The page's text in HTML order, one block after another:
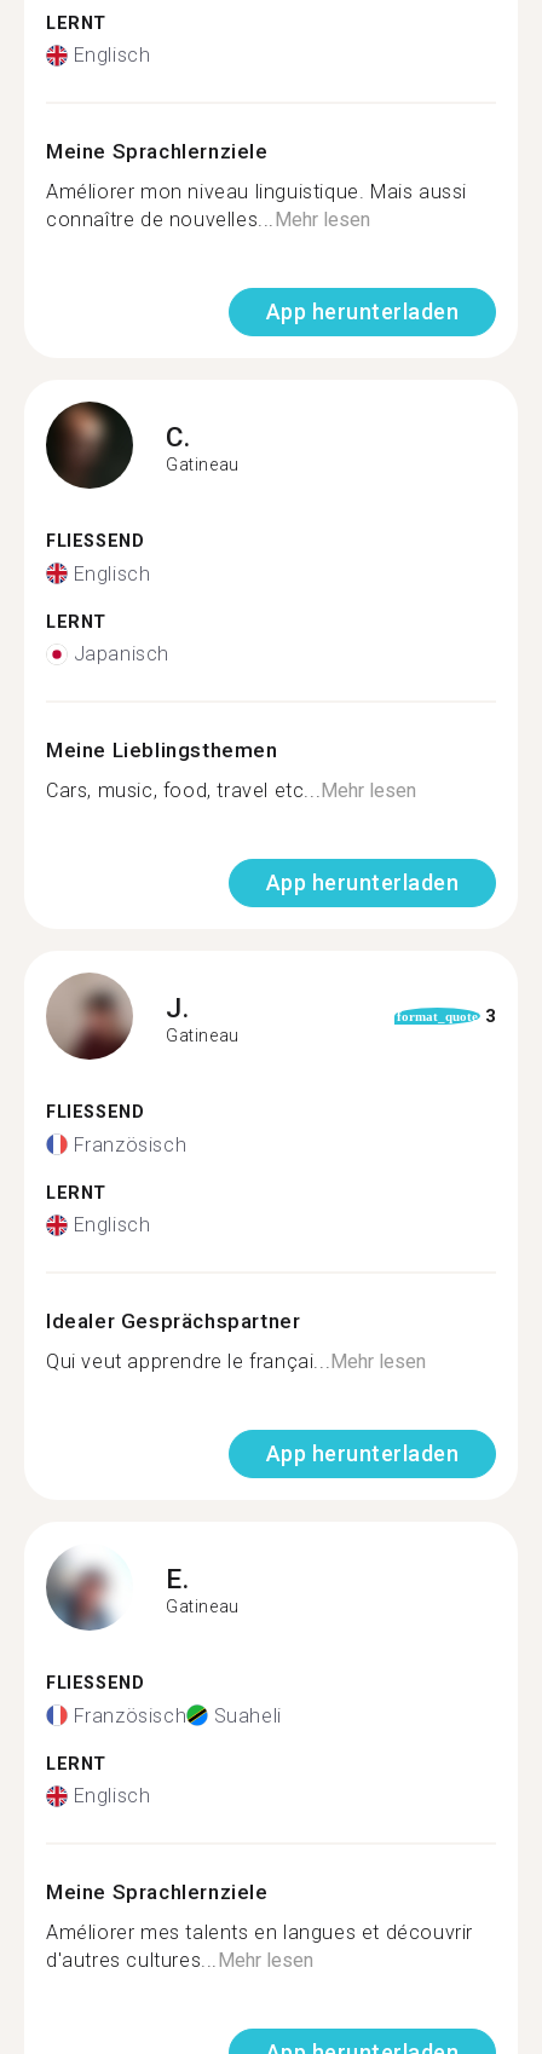
LERNT
Englisch
Meine Sprachlernziele
Améliorer mon niveau linguistique. Mais aussi
connaître de nouvelles...Mehr lesen
App herunterladen
C.
Gatineau
FLIESSEND
Englisch
LERNT
Japanisch
Meine Lieblingsthemen
Cars, music, food, travel etc...Mehr lesen
App herunterladen
J.
Gatineau
format_quote 3
FLIESSEND
Französisch
LERNT
Englisch
Idealer Gesprächspartner
Qui veut apprendre le françai...Mehr lesen
App herunterladen
E.
Gatineau
FLIESSEND
Französisch Suaheli
LERNT
Englisch
Meine Sprachlernziele
Améliorer mes talents en langues et découvrir
d'autres cultures...Mehr lesen